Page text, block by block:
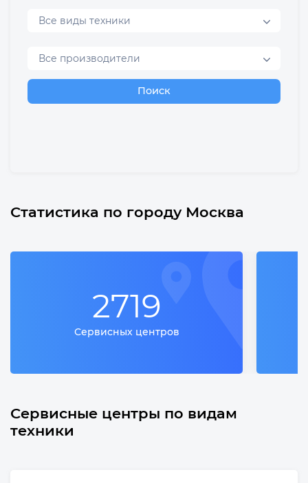
Все виды техники
Все производители
Поиск
Статистика по городу Москва
2719
Сервисных центров
Сервисные центры по видам
техники